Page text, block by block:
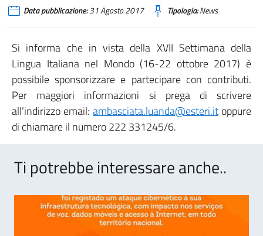
Data pubblicazione:31 Agosto 2017 Tipologia:News
Si informa che in vista della XVII Settimana della
Lingua Italiana nel Mondo (16-22 ottobre 2017) è
possibile sponsorizzare e partecipare con contributi.
Per maggiori informazioni si prega di scrivere
all’indirizzo email: ambasciata.luanda@esteri.it oppure
di chiamare il numero 222 331245/6.
Ti potrebbe interessare anche..